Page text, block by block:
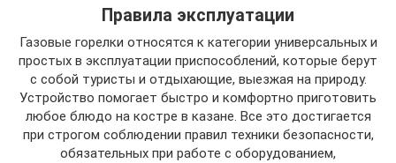
Правила эксплуатации
Газовые горелки относятся к категории универсальных и
простых в эксплуатации приспособлений, которые берут
с собой туристы и отдыхающие, выезжая на природу.
Устройство помогает быстро и комфортно приготовить
любое блюдо на костре в казане. Все это достигается
при строгом соблюдении правил техники безопасности,
обязательных при работе с оборудованием,